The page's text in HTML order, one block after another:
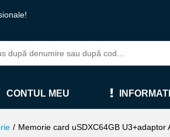
CONTUL MEU
/ Memorie card uSDXC64GB U3+adaptor